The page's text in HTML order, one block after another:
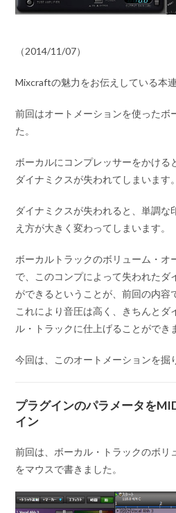
（2014/11/07）
Mixcraftの魅力をお伝えしている本連
前回はオートメーションを使ったボ
た。
ボーカルにコンプレッサーをかける
ダイナミクスが失われてしまいます。
ダイナミクスが失われると、単調な
え方が大きく変わってしまいます。
ボーカルトラックのボリューム・オ
で、このコンプによって失われたダ
ができるということが、前回の内容
これにより音圧は高く、きちんとダ
ル・トラックに仕上げることができ
今回は、このオートメーションを掘
プラグインのパラメータを
イン
前回は、ボーカル・トラックのボリ
をマウスで書きました。